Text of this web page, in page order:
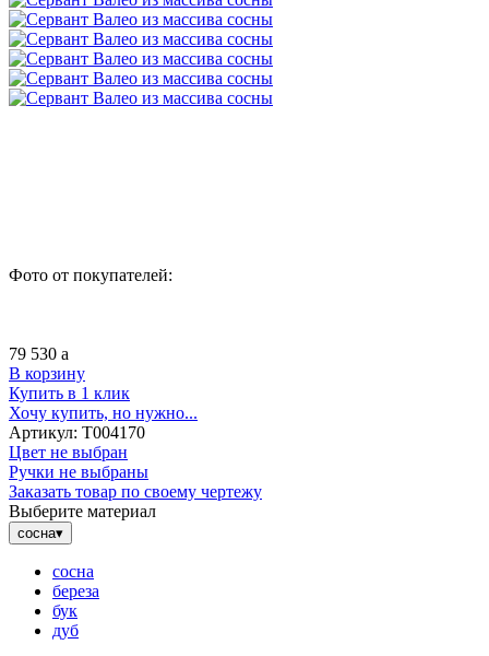
Фото от покупателей:
79 530 a
В корзину
Купить в 1 клик
Хочу купить, но нужно...
Артикул: Т004170
Цвет не выбран
Ручки не выбраны
Заказать товар по своему чертежу
Выберите материал
сосна▾
сосна
береза
бук
дуб